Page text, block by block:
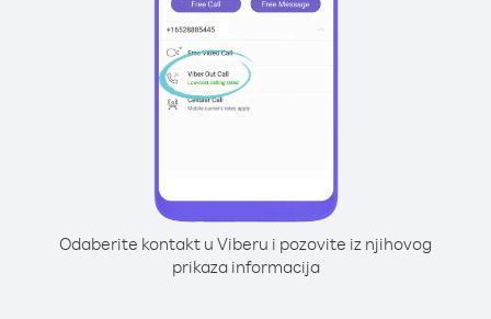
Odaberite kontakt u Viberu i pozovite iz njihovog
prikaza informacija